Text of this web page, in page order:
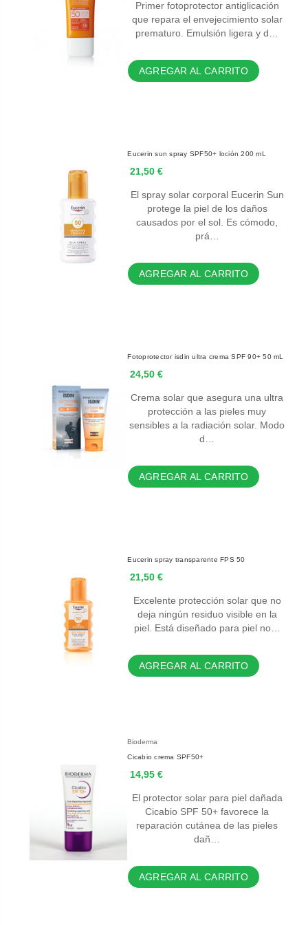
Primer fotoprotector antiglicación
que repara el envejecimiento solar
prematuro. Emulsión ligera y d…
AGREGAR AL CARRITO
Eucerin sun spray SPF50+ loción 200 mL
21,50 €
El spray solar corporal Eucerin Sun
protege la piel de los daños
causados por el sol. Es cómodo,
prá…
AGREGAR AL CARRITO
Fotoprotector isdin ultra crema SPF 90+ 50 mL
24,50 €
Crema solar que asegura una ultra
protección a las pieles muy
sensibles a la radiación solar. Modo
d…
AGREGAR AL CARRITO
Eucerin spray transparente FPS 50
21,50 €
Excelente protección solar que no
deja ningún residuo visible en la
piel. Está diseñado para piel no…
AGREGAR AL CARRITO
Bioderma
Cicabio crema SPF50+
14,95 €
El protector solar para piel dañada
Cicabio SPF 50+ favorece la
reparación cutánea de las pieles
dañ…
AGREGAR AL CARRITO